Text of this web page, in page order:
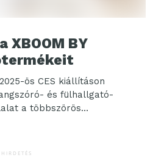
XBOOM BY
ös CES kiállításon
és fülhallgató-
a többszörös
technológiai...
HIRDETÉS